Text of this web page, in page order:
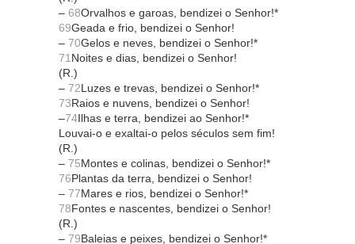
– 68Orvalhos e garoas, bendizei o Senhor!*
69Geada e frio, bendizei o Senhor!
– 70Gelos e neves, bendizei o Senhor!*
71 Noites e dias, bendizei o Senhor!
(R.)
– 72Luzes e trevas, bendizei o Senhor!*
73Raios e nuvens, bendizei o Senhor!
–74Ilhas e terra, bendizei ao Senhor!*
Louvai-o e exaltai-o pelos séculos sem fim!
(R.)
– 75Montes e colinas, bendizei o Senhor!*
76Plantas da terra, bendizei o Senhor!
– 77Mares e rios, bendizei o Senhor!*
78Fontes e nascentes, bendizei o Senhor!
(R.)
– 79Baleias e peixes, bendizei o Senhor!*